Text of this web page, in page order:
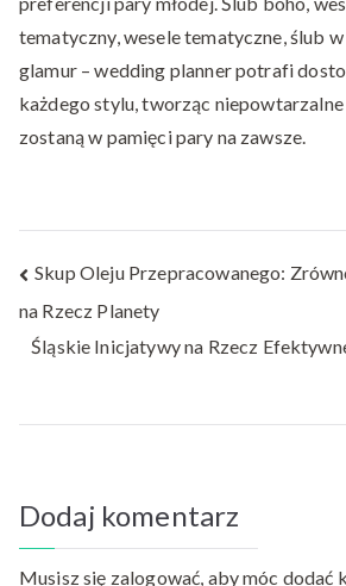
tematyczny, wesele tematyczne, ślub
glamur – wedding planner potrafi
każdego stylu, tworząc
zostaną w pamięci pary na zawsze.
Nawigacja
wpisu
Skup Oleju Przepracowanego:
na Rzecz Planety
Śląskie Inicjatywy na Rzecz
Dodaj komentarz
Musisz się zalogować, aby móc dodać